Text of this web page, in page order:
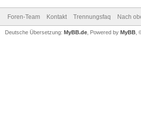
Foren-Team Kontakt Trennungsfaq Nach
Deutsche Übersetzung: MyBB.de , Powered by MyBB ,